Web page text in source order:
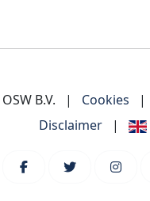
B.V. | Cookies |
Disclaimer
|